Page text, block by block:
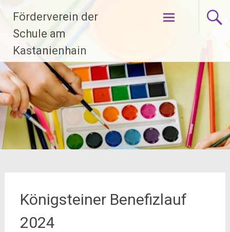
Inhalt
springen
Förderverein der
Schule am
Kastanienhain
Königsteiner Benefizlauf
2024